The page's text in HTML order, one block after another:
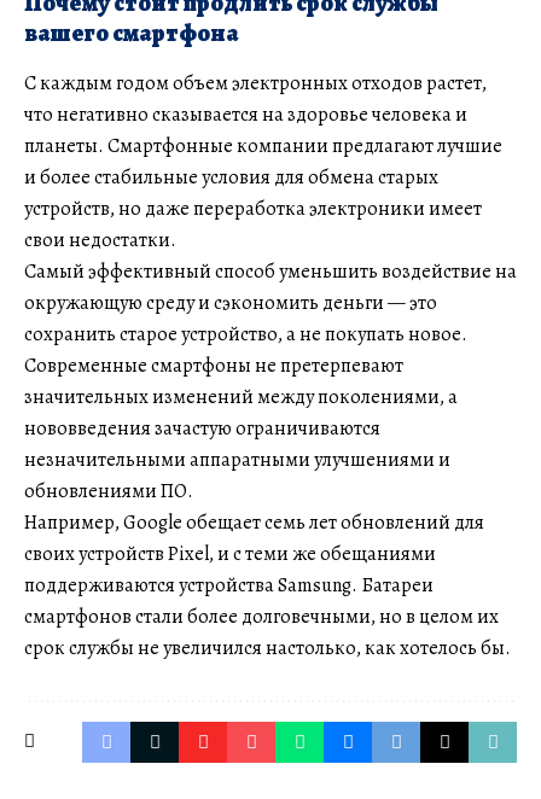
вашего смартфона
С каждым годом объем электронных отходов растет,
что негативно сказывается на здоровье человека и
планеты. Смартфонные компании предлагают лучшие
и более стабильные условия для обмена старых
устройств, но даже переработка электроники имеет
свои недостатки.
Самый эффективный способ уменьшить воздействие на
окружающую среду и сэкономить деньги — это
сохранить старое устройство, а не покупать новое.
Современные смартфоны не претерпевают
значительных изменений между поколениями, а
нововведения зачастую ограничиваются
незначительными аппаратными улучшениями и
обновлениями ПО.
Например, Google обещает семь лет обновлений для
своих устройств Pixel, и с теми же обещаниями
поддерживаются устройства Samsung. Батареи
смартфонов стали более долговечными, но в целом их
срок службы не увеличился настолько, как хотелось бы.